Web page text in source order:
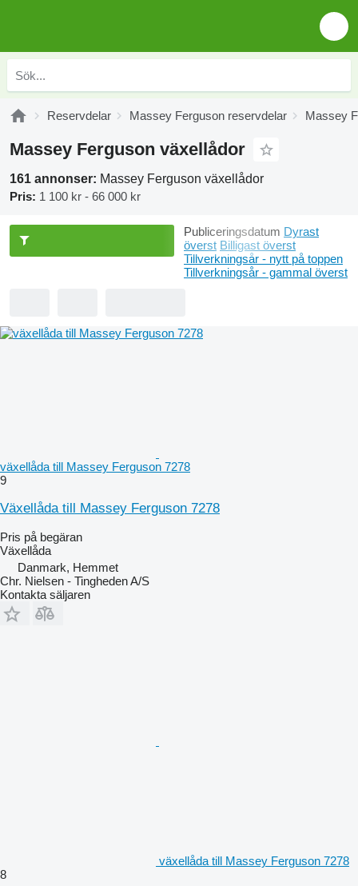
Reservdelar Massey Ferguson reservdelar Massey
Massey Ferguson växellådor
161 annonser: Massey Ferguson växellådor
Pris: 1 100 kr - 66 000 kr
Publiceringsdatum Dyrast
överst Billigast överst
Tillverkningsår - nytt på toppen
Tillverkningsår - gammal överst
växellåda till Massey Ferguson 7278
9
Växellåda till Massey Ferguson 7278
Pris på begäran
Växellåda
Danmark, Hemmet
Chr. Nielsen - Tingheden A/S
Kontakta säljaren
växellåda till Massey Ferguson 7278
8